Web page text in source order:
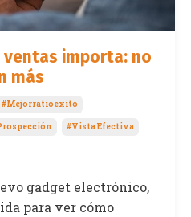
ventas importa: no
más
#mejorratioexito
#vista Efectiva
gadget electrónico,
para ver cómo